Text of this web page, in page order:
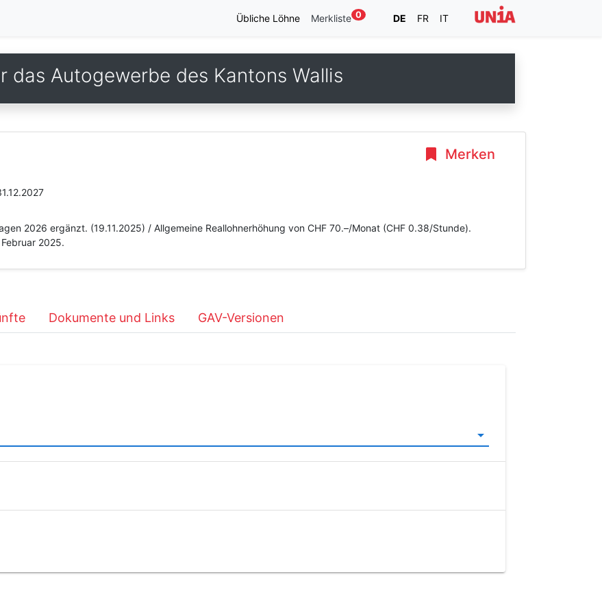
Übliche Löhne Merkliste 0 DE FR IT
das Autogewerbe des Kantons Wallis
Merken
2026 ergänzt. (19.11.2025) / Allgemeine Reallohnerhöhung von CHF 70.–/Monat (CHF 0.38/Stunde).
2025.
Dokumente und Links GAV-Versionen